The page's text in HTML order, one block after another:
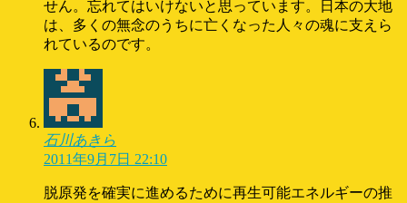
せん。忘れてはいけないと思っています。日本の大地
は、多くの無念のうちに亡くなった人々の魂に支えら
れているのです。
石川あきら
2011年9月7日 22:10
脱原発を確実に進めるために再生可能エネルギーの推